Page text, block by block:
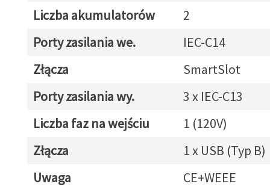
Liczba akumulatorów
2
Porty zasilania we.
IEC-C14
Złącza
SmartSlot
Porty zasilania wy.
3 x IEC-C13
Liczba faz na wejściu
1 (120V)
Złącza
1 x USB (Typ B)
Uwaga
CE+WEEE